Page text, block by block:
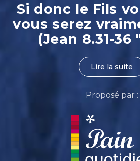
Si donc le Fils
vous serez
(Jean 8.31-36
Lire la suite
Proposé par :